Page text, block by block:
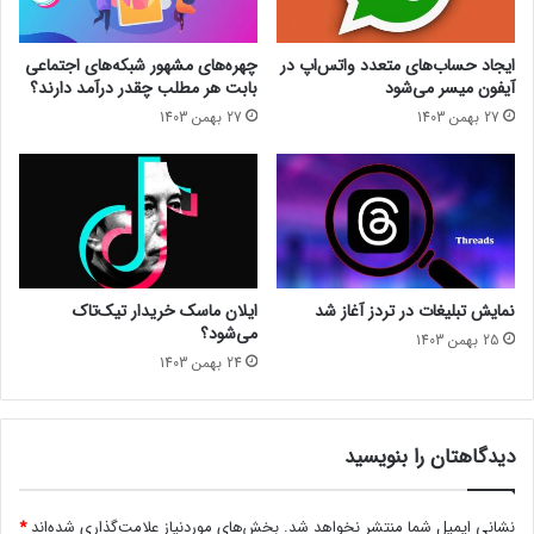
ک
ن
ی
د
]
ی
م
ت
و
ت
س‌
ا
پ
د
ر
ن
خ
ه
i
S
ایجاد حساب‌های متعدد واتس‌اپ در
آیفون میسر می‌شود
27 بهمن 1403
چهره‌های مشهور شبکه‌های اجتماعی
بابت هر مطلب چقدر درآمد دارند؟
27 بهمن 1403
نمایش تبلیغات در تردز آغاز شد
25 بهمن 1403
ایلان ماسک خریدار تیک‌تاک
می‌شود؟
24 بهمن 1403
دیدگاهتان را بنویسید
نشانی ایمیل شما منتشر نخواهد شد. بخش‌های موردنیاز علامت‌گذاری شده‌اند*